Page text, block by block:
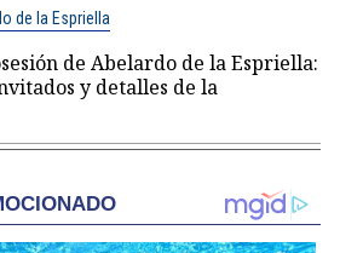
de la Espriella
de Abelardo de la Espriella:
y detalles de la